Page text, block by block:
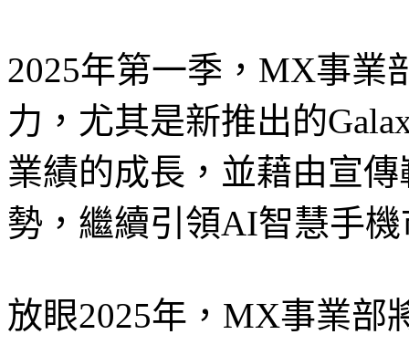
2025年第一季，MX事業
力，尤其是新推出的
業績的成長，並藉由宣
勢，繼續引領AI智慧手
放眼2025年，MX事業部